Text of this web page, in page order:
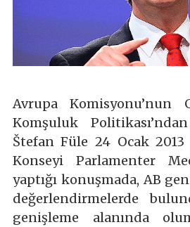
Avrupa Komisyonu’nun
Komşuluk
Štefan Füle 24 Ocak
Konseyi Parlamenter
yaptığı konuşmada, AB
değerlendirmelerde
genişleme alanında